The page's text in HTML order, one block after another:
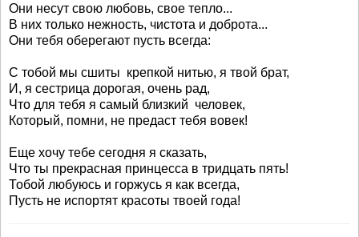
Они несут свою любовь, свое тепло...
В них только нежность, чистота и доброта...
Они тебя оберегают пусть всегда:
С тобой мы сшиты крепкой нитью, я твой брат,
И, я сестрица дорогая, очень рад,
Что для тебя я самый близкий человек,
Который, помни, не предаст тебя вовек!
Еще хочу тебе сегодня я сказать,
Что ты прекрасная принцесса в тридцать пять!
Тобой любуюсь и горжусь я как всегда,
Пусть не испортят красоты твоей года!